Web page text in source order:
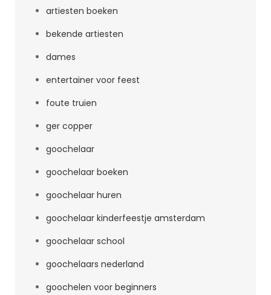
artiesten boeken
bekende artiesten
dames
entertainer voor feest
foute truien
ger copper
goochelaar
goochelaar boeken
goochelaar huren
goochelaar kinderfeestje amsterdam
goochelaar school
goochelaars nederland
goochelen voor beginners